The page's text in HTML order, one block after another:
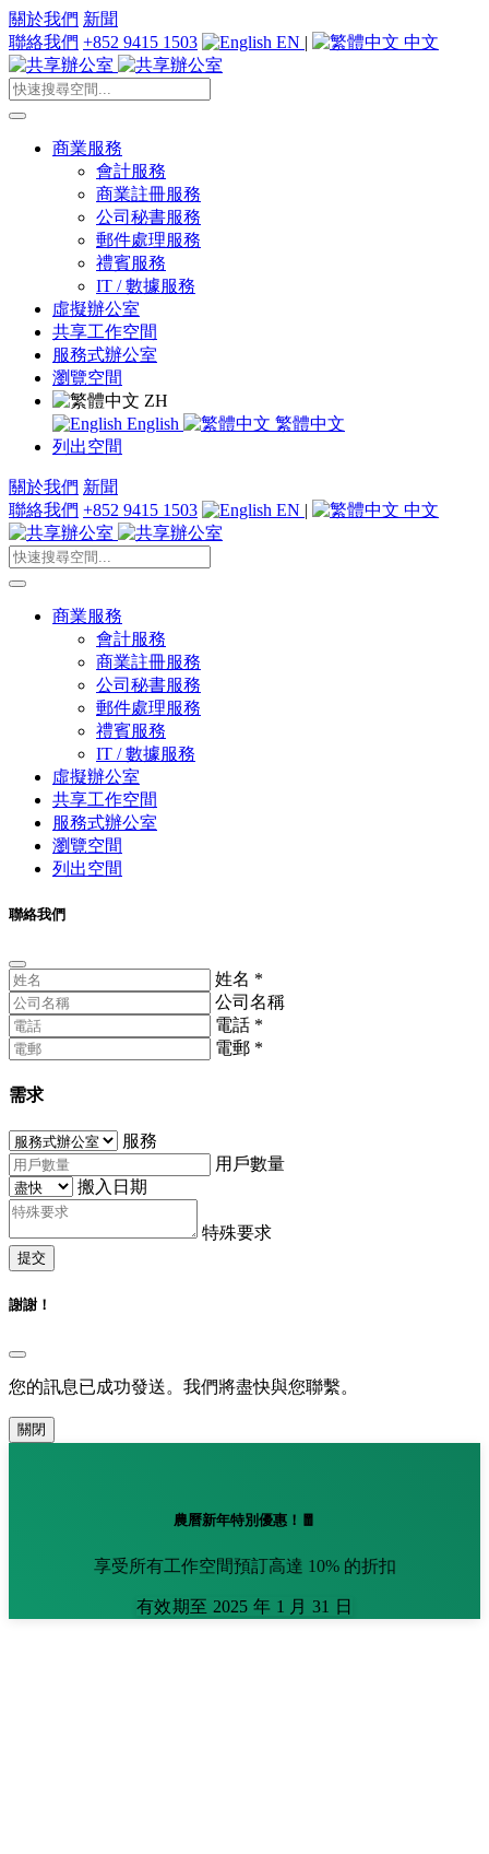
關於我們 新聞
聯絡我們 +852 9415 1503 EN | 中文
商業服務
會計服務
商業註冊服務
公司秘書服務
郵件處理服務
禮賓服務
IT / 數據服務
虛擬辦公室
共享工作空間
服務式辦公室
瀏覽空間
ZH
English
繁體中文
列出空間
關於我們 新聞
聯絡我們 +852 9415 1503 EN | 中文
商業服務
會計服務
商業註冊服務
公司秘書服務
郵件處理服務
禮賓服務
IT / 數據服務
虛擬辦公室
共享工作空間
服務式辦公室
瀏覽空間
列出空間
聯絡我們
姓名 *
公司名稱
電話 *
電郵 *
需求
服務
用戶數量
搬入日期
特殊要求
提交
謝謝！
您的訊息已成功發送。我們將盡快與您聯繫。
關閉
農曆新年特別優惠！🧧
享受所有工作空間預訂高達 10% 的折扣
有效期至 2025 年 1 月 31 日